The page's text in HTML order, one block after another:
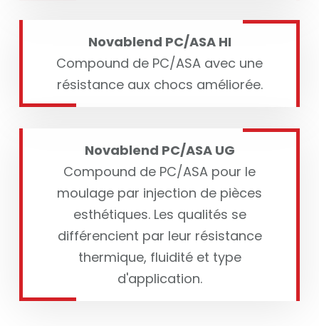
Novablend PC/ASA HI
Compound de PC/ASA avec une
résistance aux chocs améliorée.
Novablend PC/ASA UG
Compound de PC/ASA pour le
moulage par injection de pièces
esthétiques. Les qualités se
différencient par leur résistance
thermique, fluidité et type
d'application.